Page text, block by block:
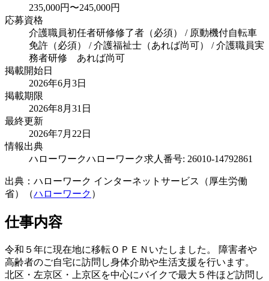
235,000円〜245,000円
応募資格
介護職員初任者研修修了者（必須） / 原動機付自転車
免許（必須） / 介護福祉士（あれば尚可） / 介護職員実
務者研修 あれば尚可
掲載開始日
2026年6月3日
掲載期限
2026年8月31日
最終更新
2026年7月22日
情報出典
ハローワークハローワーク求人番号: 26010-14792861
出典：ハローワーク インターネットサービス（厚生労働
省）（ハローワーク ）
仕事内容
令和５年に現在地に移転ＯＰＥＮいたしました。 障害者や
高齢者のご自宅に訪問し身体介助や生活支援を行います。
北区・左京区・上京区を中心にバイクで最大５件ほど訪問し